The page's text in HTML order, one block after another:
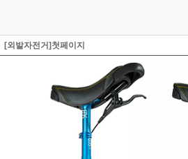
[외발자전거]첫페이지